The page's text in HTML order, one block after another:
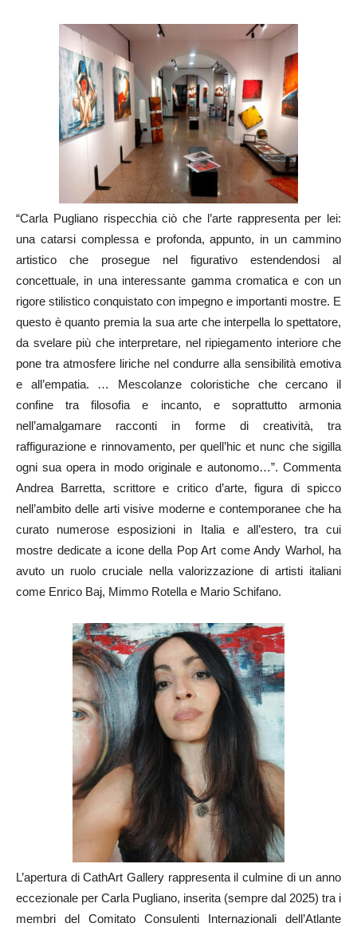
“Carla Pugliano rispecchia ciò che l’arte rappresenta per lei:
una catarsi complessa e profonda, appunto, in un cammino
artistico che prosegue nel figurativo estendendosi al
concettuale, in una interessante gamma cromatica e con un
rigore stilistico conquistato con impegno e importanti mostre. E
questo è quanto premia la sua arte che interpella lo spettatore,
da svelare più che interpretare, nel ripiegamento interiore che
pone tra atmosfere liriche nel condurre alla sensibilità emotiva
e all’empatia. … Mescolanze coloristiche che cercano il
confine tra filosofia e incanto, e soprattutto armonia
nell’amalgamare racconti in forme di creatività, tra
raffigurazione e rinnovamento, per quell’hic et nunc che sigilla
ogni sua opera in modo originale e autonomo…”. Commenta
Andrea Barretta, scrittore e critico d’arte, figura di spicco
nell’ambito delle arti visive moderne e contemporanee che ha
curato numerose esposizioni in Italia e all’estero, tra cui
mostre dedicate a icone della Pop Art come Andy Warhol, ha
avuto un ruolo cruciale nella valorizzazione di artisti italiani
come Enrico Baj, Mimmo Rotella e Mario Schifano.
L’apertura di CathArt Gallery rappresenta il culmine di un anno
eccezionale per Carla Pugliano, inserita (sempre dal 2025) tra i
membri del Comitato Consulenti Internazionali dell’Atlante